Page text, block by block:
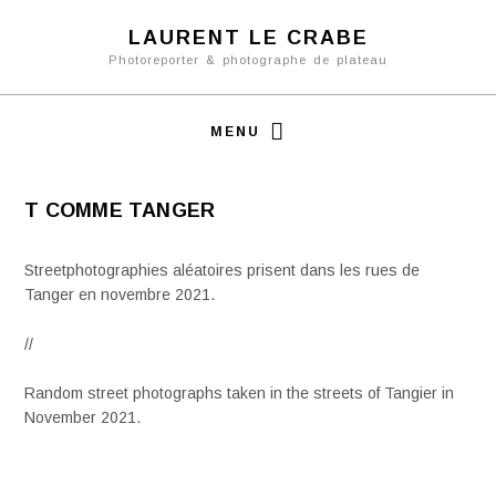
LAURENT LE CRABE
Photoreporter & photographe de plateau
MENU
T COMME TANGER
Streetphotographies aléatoires prisent dans les rues de
Tanger en novembre 2021.
//
Random street photographs taken in the streets of Tangier in
November 2021.